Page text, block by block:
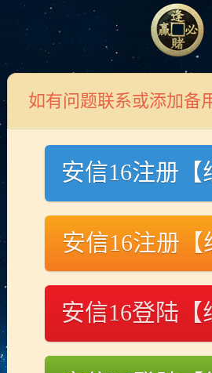
专业车牌识别系统
>> 产品中心 >>液压升降柱
液压升降柱
如有问题联系或添加备
安信16注册【
安信16注册【
安信16登陆【